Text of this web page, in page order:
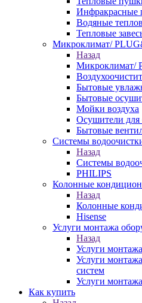
Инфракрасные
Водяные
Тепловые
Микроклимат/
Назад
Микроклимат/
Бытовые
Бытовые
Мойки воздуха
Осушители для
Бытовые
Системы
Назад
Системы
PHILIPS
Колонные
Назад
Колонные
Hisense
Услуги монтажа
Назад
Услуги
Услуги
систем
Услуги
Как купить